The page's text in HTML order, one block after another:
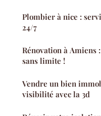
Plombier à nice :
24/7
Rénovation à Amiens
sans limite !
Vendre un bien
visibilité avec la 3d